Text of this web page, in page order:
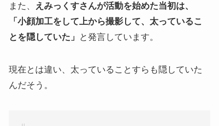
また、
えみっくすさんが活動を始めた当初は、
「小顔加工をして上から撮影して、太っているこ
とを隠していた」
と発言しています。
現在とは違い、太っていることすらも隠していた
んだそう。